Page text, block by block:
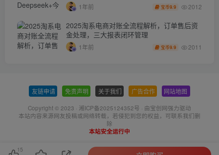
1年前 宝币9.9 2012
2025淘系电商对账全流程解析，订单售后资
金处理，三大报表闭环管理
1年前 宝币9.9 2011
友链申请 免责声明 关于我们 广告合作 网站地图
Copyright © 2023 · 湘ICP备2025124352号 · 由宝创网强力驱动
本站内容来源网友投稿或网络转载，若侵犯到您的权益，可联系我们删
除
本站安全运行中
15